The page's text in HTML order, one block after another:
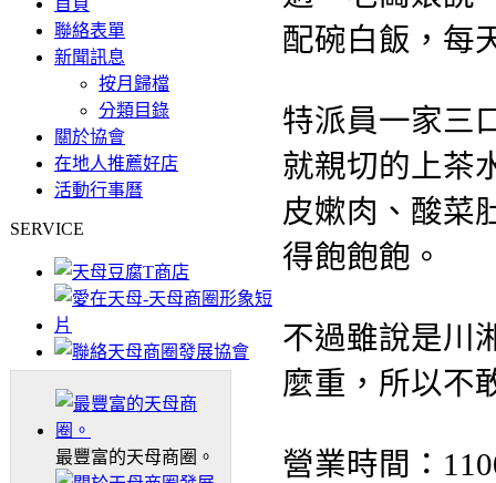
首頁
聯絡表單
新聞訊息
按月歸檔
分類目錄
關於協會
在地人推薦好店
活動行事曆
SERVICE
最豐富的天母商圈。
配碗白飯，每
特派員一家三
就親切的上茶
皮嫰肉、 酸菜
得飽飽飽 。
不過雖說是川
麼重 ，所以不
營業時間：